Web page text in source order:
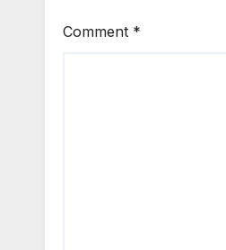
Comment *